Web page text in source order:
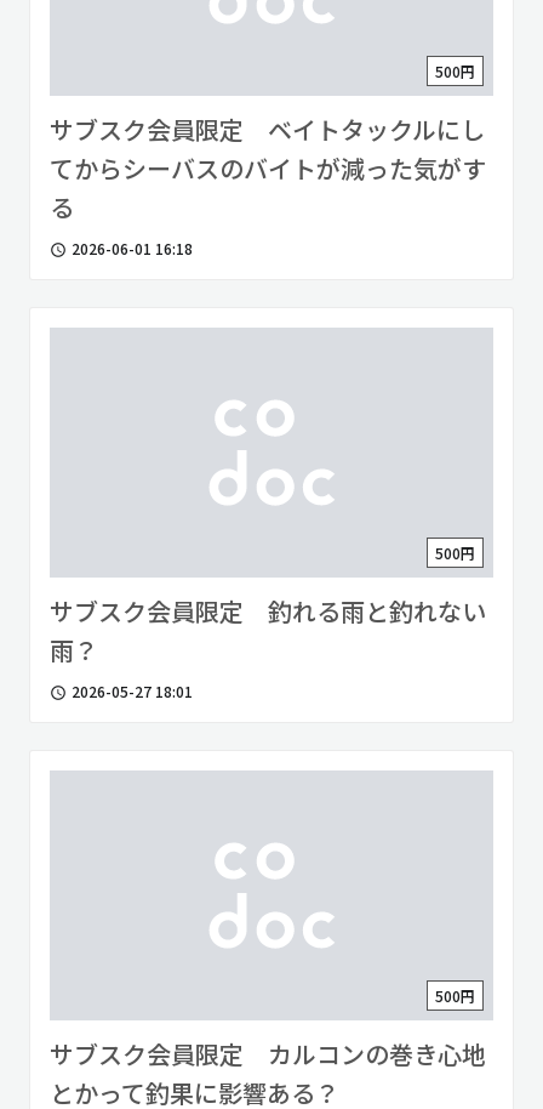
500円
サブスク会員限定 ベイトタックルにし
てからシーバスのバイトが減った気がす
る
access_time 2026-06-01 16:18
500円
サブスク会員限定 釣れる雨と釣れない
雨？
access_time 2026-05-27 18:01
500円
サブスク会員限定 カルコンの巻き心地
とかって釣果に影響ある？